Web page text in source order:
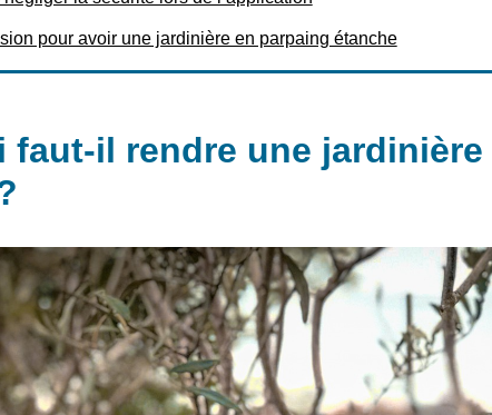
pour avoir une jardinière en parpaing étanche
faut-il rendre une